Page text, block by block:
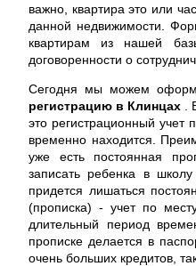
важно, квартира это или
данной недвижимости.
квартирам из нашей
договоренности о
Сегодня мы можем
регистрацию в Клинцах
это регистрационный учет
временно находится.
уже есть постоянная
записать ребенка в
придется лишаться
(прописка) - учет по
длительный период
прописке делается в
очень больших кредитов,